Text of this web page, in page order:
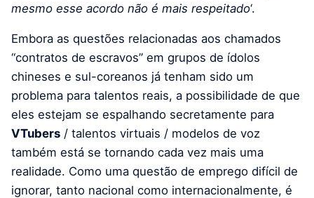
mesmo esse acordo não é mais respeitado‘.
Embora as questões relacionadas aos chamados
“contratos de escravos” em grupos de ídolos
chineses e sul-coreanos já tenham sido um
problema para talentos reais, a possibilidade de que
eles estejam se espalhando secretamente para
VTubers / talentos virtuais / modelos de voz
também está se tornando cada vez mais uma
realidade. Como uma questão de emprego difícil de
ignorar, tanto nacional como internacionalmente, é